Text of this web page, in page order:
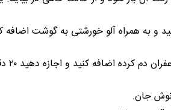
به همراه آلو خورشتی به گوشت اضافه
نوش جان.